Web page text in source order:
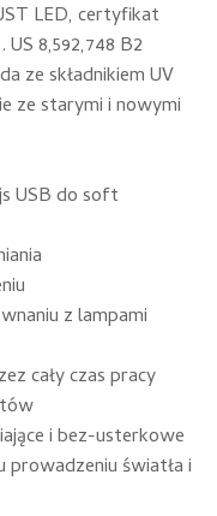
LED, certyfikat
8,592,748 B2
ze składnikiem UV
ze starymi i nowymi
USB do soft
z lampami
cały czas pracy
i bez-usterkowe
światła i